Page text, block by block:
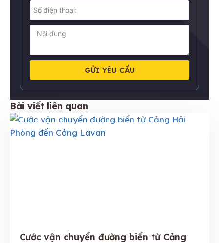
GỬI YÊU CẦU
Bài viết liên quan
Cước vận chuyển đường biển từ Cảng